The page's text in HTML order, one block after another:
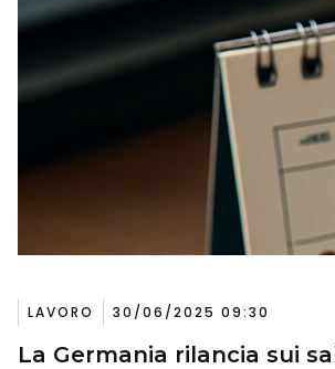
LAVORO 30/06/2025 09:30
La Germania rilancia sui